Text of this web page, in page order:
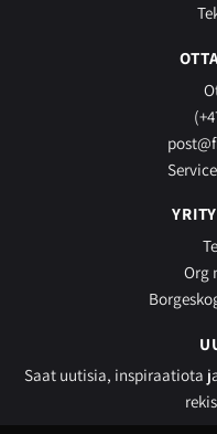
Org
Saat uutisia, inspiraatiota